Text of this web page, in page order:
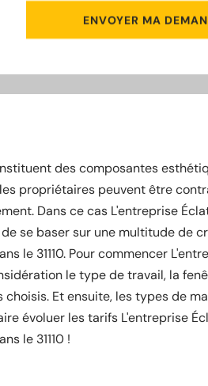
des composantes
propriétaires peuvent être
Dans ce cas L'entreprise
se baser sur une multitude de
le 31110. Pour commencer
le type de travail, la
Et ensuite, les types de
évoluer les tarifs L'entreprise
le 31110 !